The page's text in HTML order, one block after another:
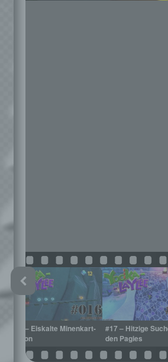
#16 – Eiskalte Minenkart-
Action
#17 – Hitzige
den Pagies